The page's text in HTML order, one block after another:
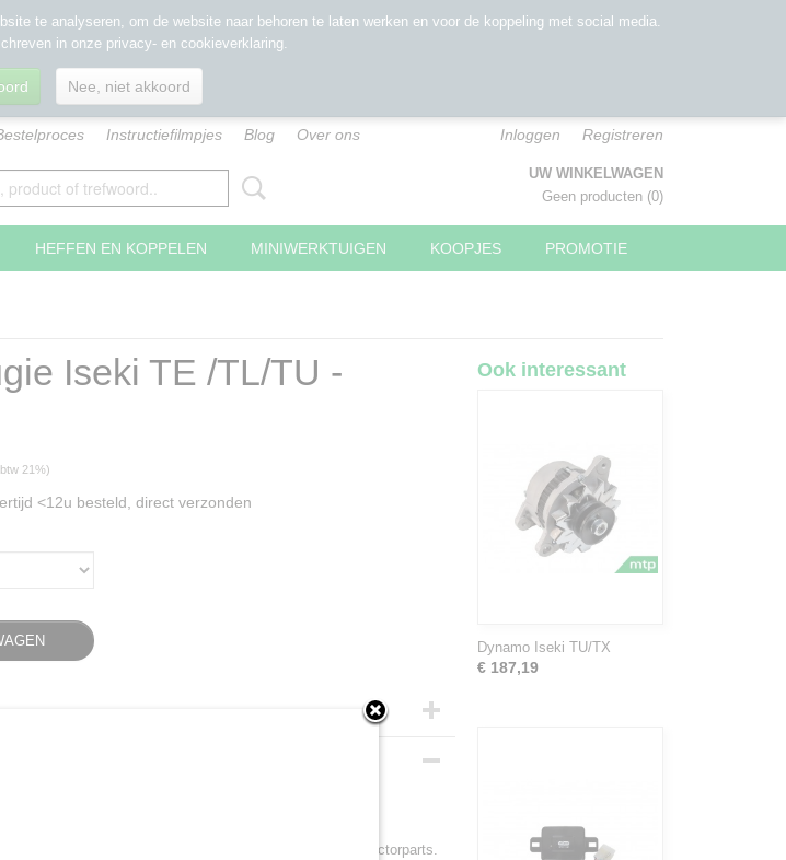
Instructiefilmpjes Blog Over ons Inloggen Registreren
UW WINKELWAGEN
Geen producten (0)
HEFFEN EN KOPPELEN MINIWERKTUIGEN KOOPJES PROMOTIE
Iseki TE /TL/TU -
21%)
<12u besteld, direct verzonden
Iseki TE /TL/TU
Iseki tractoren koopt u veilig en snel online bij Minitractorparts.
Ook interessant
Dynamo Iseki TU/TX
€ 187,19
te analyseren, om de website naar behoren te laten werken en voor de koppeling met social media.
in onze privacy- en cookieverklaring.
Nee, niet akkoord